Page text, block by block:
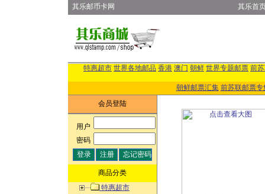
其乐邮币卡网 其乐首
特惠超市 世界各地邮品 香港 澳门 朝鲜 世界专题邮票 前
朝鲜邮票汇集 前苏联邮票专
会员登陆
用户:
密码:
商品分类
特惠超市